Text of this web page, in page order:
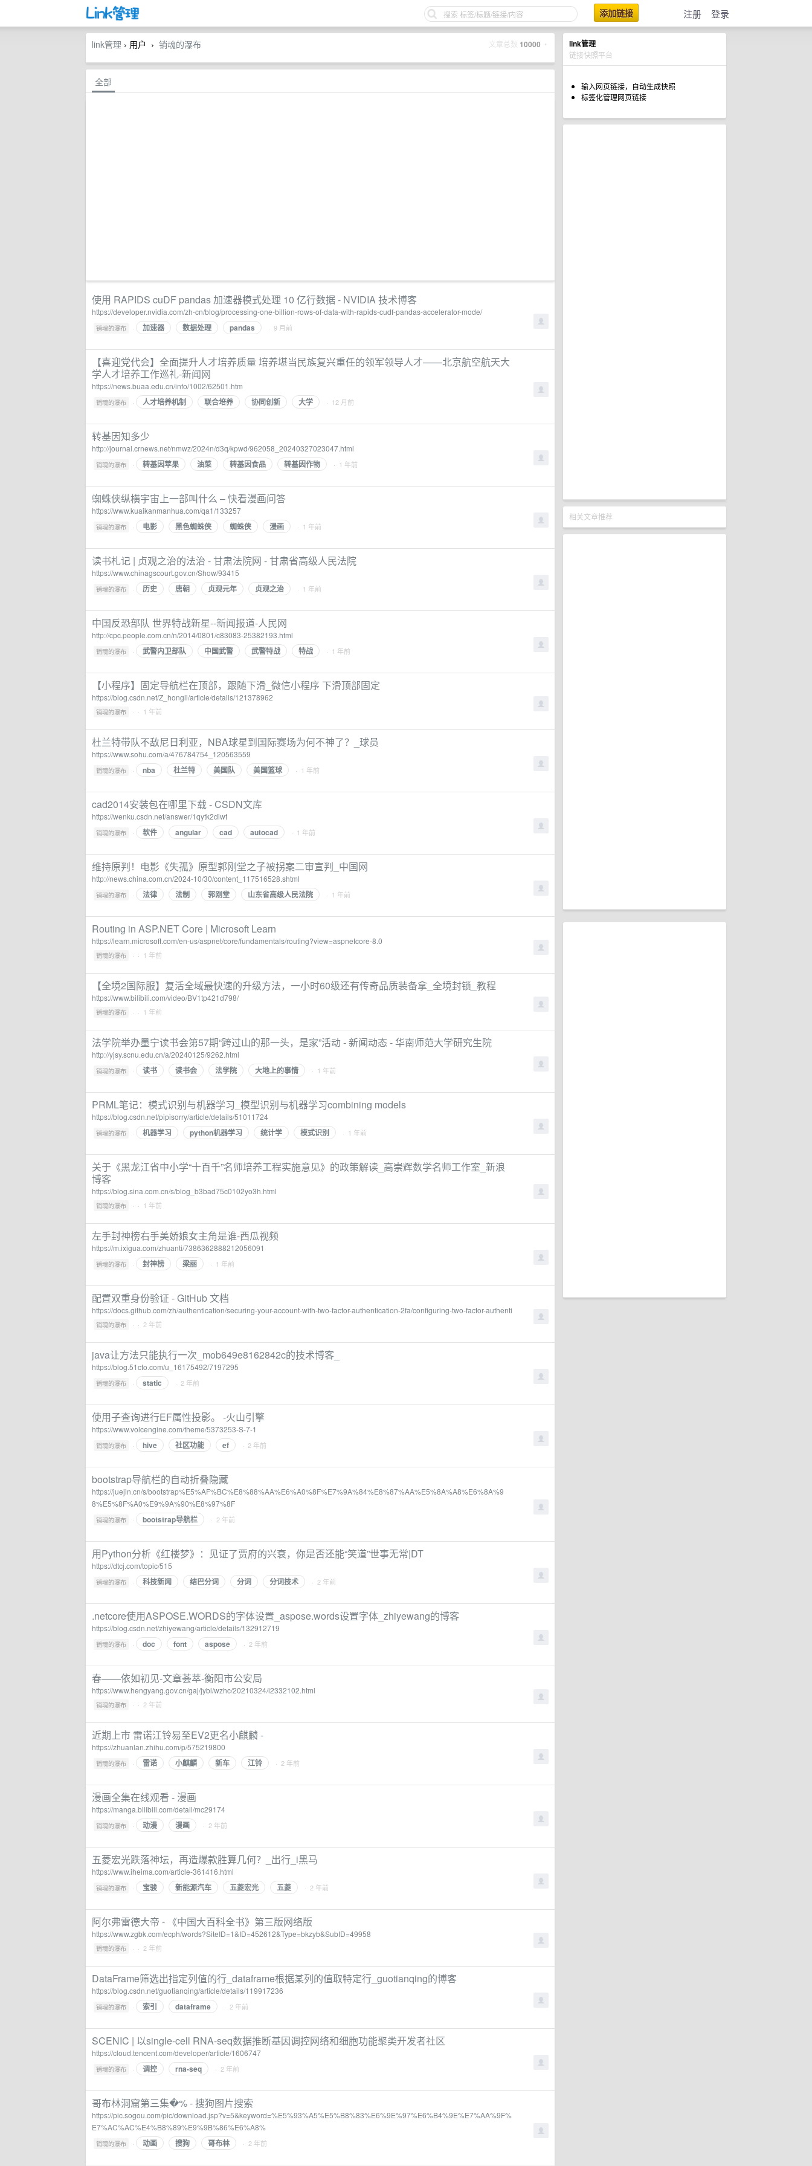
添加链接 注册 登录
link管理
链接快照平台
输入网页链接，自动生成快照
标签化管理网页链接
相关文章推荐
文章总数 10000 •
link管理 › 用户 › 销魂的瀑布
全部
使用 RAPIDS cuDF pandas 加速器模式处理 10 亿行数据 - NVIDIA 技术博客
https://developer.nvidia.com/zh-cn/blog/processing-one-billion-rows-of-data-with-rapids-cudf-pandas-accelerator-mode/
销魂的瀑布 · 加速器 数据处理 pandas · 9 月前
【喜迎党代会】全面提升人才培养质量 培养堪当民族复兴重任的领军领导人才——北京航空航天大
学人才培养工作巡礼-新闻网
https://news.buaa.edu.cn/info/1002/62501.htm
销魂的瀑布 · 人才培养机制 联合培养 协同创新 大学 · 12 月前
转基因知多少
http://journal.crnews.net/nmwz/2024n/d3q/kpwd/962058_20240327023047.html
销魂的瀑布 · 转基因苹果 油菜 转基因食品 转基因作物 · 1 年前
蜘蛛侠纵横宇宙上一部叫什么 – 快看漫画问答
https://www.kuaikanmanhua.com/qa1/133257
销魂的瀑布 · 电影 黑色蜘蛛侠 蜘蛛侠 漫画 · 1 年前
读书札记 | 贞观之治的法治 - 甘肃法院网 - 甘肃省高级人民法院
https://www.chinagscourt.gov.cn/Show/93415
销魂的瀑布 · 历史 唐朝 贞观元年 贞观之治 · 1 年前
中国反恐部队 世界特战新星--新闻报道-人民网
http://cpc.people.com.cn/n/2014/0801/c83083-25382193.html
销魂的瀑布 · 武警内卫部队 中国武警 武警特战 特战 · 1 年前
【小程序】固定导航栏在顶部，跟随下滑_微信小程序 下滑顶部固定
https://blog.csdn.net/Z_hongli/article/details/121378962
销魂的瀑布 · · 1 年前
杜兰特带队不敌尼日利亚，NBA球星到国际赛场为何不神了？_球员
https://www.sohu.com/a/476784754_120563559
销魂的瀑布 · nba 杜兰特 美国队 美国篮球 · 1 年前
cad2014安装包在哪里下载 - CSDN文库
https://wenku.csdn.net/answer/1qytk2diwt
销魂的瀑布 · 软件 angular cad autocad · 1 年前
维持原判！电影《失孤》原型郭刚堂之子被拐案二审宣判_中国网
http://news.china.com.cn/2024-10/30/content_117516528.shtml
销魂的瀑布 · 法律 法制 郭刚堂 山东省高级人民法院 · 1 年前
Routing in ASP.NET Core | Microsoft Learn
https://learn.microsoft.com/en-us/aspnet/core/fundamentals/routing?view=aspnetcore-8.0
销魂的瀑布 · · 1 年前
【全境2国际服】复活全域最快速的升级方法，一小时60级还有传奇品质装备拿_全境封锁_教程
https://www.bilibili.com/video/BV1tp421d798/
销魂的瀑布 · · 1 年前
法学院举办墨宁读书会第57期“跨过山的那一头，是家”活动 - 新闻动态 - 华南师范大学研究生院
http://yjsy.scnu.edu.cn/a/20240125/9262.html
销魂的瀑布 · 读书 读书会 法学院 大地上的事情 · 1 年前
PRML笔记：模式识别与机器学习_模型识别与机器学习combining models
https://blog.csdn.net/pipisorry/article/details/51011724
销魂的瀑布 · 机器学习 python机器学习 统计学 模式识别 · 1 年前
关于《黑龙江省中小学“十百千”名师培养工程实施意见》的政策解读_高崇辉数学名师工作室_新浪
博客
https://blog.sina.com.cn/s/blog_b3bad75c0102yo3h.html
销魂的瀑布 · · 1 年前
左手封神榜右手美娇娘女主角是谁-西瓜视频
https://m.ixigua.com/zhuanti/7386362888212056091
销魂的瀑布 · 封神榜 梁丽 · 1 年前
配置双重身份验证 - GitHub 文档
https://docs.github.com/zh/authentication/securing-your-account-with-two-factor-authentication-2fa/configuring-two-factor-authenti
销魂的瀑布 · · 2 年前
java让方法只能执行一次_mob649e8162842c的技术博客_
https://blog.51cto.com/u_16175492/7197295
销魂的瀑布 · static · 2 年前
使用子查询进行EF属性投影。 -火山引擎
https://www.volcengine.com/theme/5373253-S-7-1
销魂的瀑布 · hive 社区功能 ef · 2 年前
bootstrap导航栏的自动折叠隐藏
https://juejin.cn/s/bootstrap%E5%AF%BC%E8%88%AA%E6%A0%8F%E7%9A%84%E8%87%AA%E5%8A%A8%E6%8A%9
8%E5%8F%A0%E9%9A%90%E8%97%8F
销魂的瀑布 · bootstrap导航栏 · 2 年前
用Python分析《红楼梦》：见证了贾府的兴衰，你是否还能“笑道”世事无常|DT
https://dtcj.com/topic/515
销魂的瀑布 · 科技新闻 结巴分词 分词 分词技术 · 2 年前
.netcore使用ASPOSE.WORDS的字体设置_aspose.words设置字体_zhiyewang的博客
https://blog.csdn.net/zhiyewang/article/details/132912719
销魂的瀑布 · doc font aspose · 2 年前
春——依如初见-文章荟萃-衡阳市公安局
https://www.hengyang.gov.cn/gaj/jybl/wzhc/20210324/i2332102.html
销魂的瀑布 · · 2 年前
近期上市 雷诺江铃易至EV2更名小麒麟 -
https://zhuanlan.zhihu.com/p/575219800
销魂的瀑布 · 雷诺 小麒麟 新车 江铃 · 2 年前
漫画全集在线观看 - 漫画
https://manga.bilibili.com/detail/mc29174
销魂的瀑布 · 动漫 漫画 · 2 年前
五菱宏光跌落神坛，再造爆款胜算几何？_出行_i黑马
https://www.iheima.com/article-361416.html
销魂的瀑布 · 宝骏 新能源汽车 五菱宏光 五菱 · 2 年前
阿尔弗雷德大帝 - 《中国大百科全书》第三版网络版
https://www.zgbk.com/ecph/words?SiteID=1&ID=452612&Type=bkzyb&SubID=49958
销魂的瀑布 · · 2 年前
DataFrame筛选出指定列值的行_dataframe根据某列的值取特定行_guotianqing的博客
https://blog.csdn.net/guotianqing/article/details/119917236
销魂的瀑布 · 索引 dataframe · 2 年前
SCENIC | 以single-cell RNA-seq数据推断基因调控网络和细胞功能聚类开发者社区
https://cloud.tencent.com/developer/article/1606747
销魂的瀑布 · 调控 rna-seq · 2 年前
哥布林洞窟第三集�% - 搜狗图片搜索
https://pic.sogou.com/pic/download.jsp?v=5&keyword=%E5%93%A5%E5%B8%83%E6%9E%97%E6%B4%9E%E7%AA%9F%
E7%AC%AC%E4%B8%89%E9%9B%86%E6%A8%
销魂的瀑布 · 动画 搜狗 哥布林 · 2 年前